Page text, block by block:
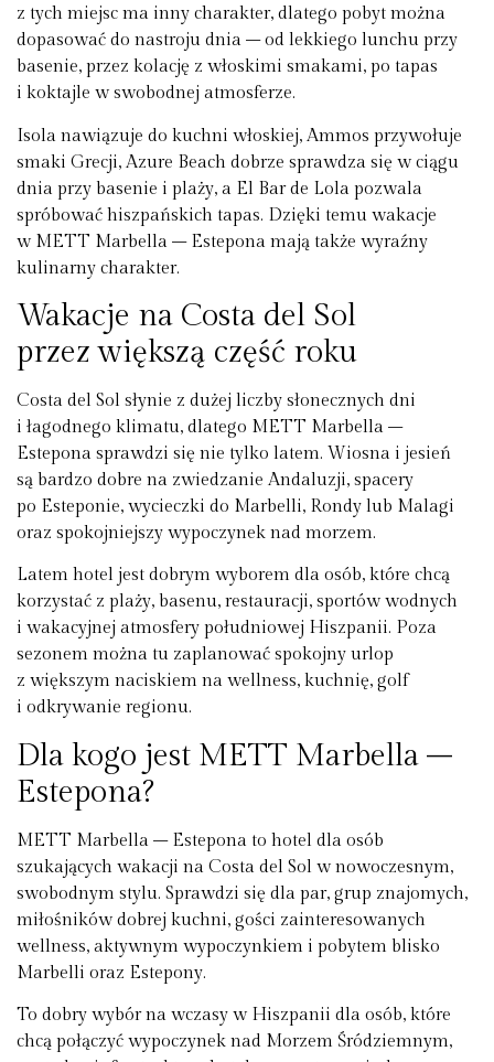
z tych miejsc ma inny charakter, dlatego pobyt można
dopasować do nastroju dnia – od lekkiego lunchu przy
basenie, przez kolację z włoskimi smakami, po tapas
i koktajle w swobodnej atmosferze.
Isola nawiązuje do kuchni włoskiej, Ammos przywołuje
smaki Grecji, Azure Beach dobrze sprawdza się w ciągu
dnia przy basenie i plaży, a El Bar de Lola pozwala
spróbować hiszpańskich tapas. Dzięki temu wakacje
w METT Marbella – Estepona mają także wyraźny
kulinarny charakter.
Wakacje na Costa del Sol
przez większą część roku
Costa del Sol słynie z dużej liczby słonecznych dni
i łagodnego klimatu, dlatego METT Marbella –
Estepona sprawdzi się nie tylko latem. Wiosna i jesień
są bardzo dobre na zwiedzanie Andaluzji, spacery
po Esteponie, wycieczki do Marbelli, Rondy lub Malagi
oraz spokojniejszy wypoczynek nad morzem.
Latem hotel jest dobrym wyborem dla osób, które chcą
korzystać z plaży, basenu, restauracji, sportów wodnych
i wakacyjnej atmosfery południowej Hiszpanii. Poza
sezonem można tu zaplanować spokojny urlop
z większym naciskiem na wellness, kuchnię, golf
i odkrywanie regionu.
Dla kogo jest METT Marbella –
Estepona?
METT Marbella – Estepona to hotel dla osób
szukających wakacji na Costa del Sol w nowoczesnym,
swobodnym stylu. Sprawdzi się dla par, grup znajomych,
miłośników dobrej kuchni, gości zainteresowanych
wellness, aktywnym wypoczynkiem i pobytem blisko
Marbelli oraz Estepony.
To dobry wybór na wczasy w Hiszpanii dla osób, które
chcą połączyć wypoczynek nad Morzem Śródziemnym,